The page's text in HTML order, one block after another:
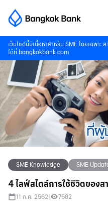
เว็บไซต์นี้มีเนื้อหาสำหรับ SME โดยเฉพาะ
ได้ที่ bangkokbank.com
SME Knowledge SME
4 ไลฟ์สไตล์การใช้ชีวิตของส
11 ก.ค. 2562 7682